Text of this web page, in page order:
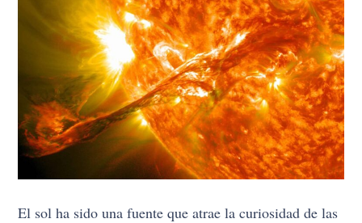
El sol ha sido una fuente que atrae la curiosidad de las